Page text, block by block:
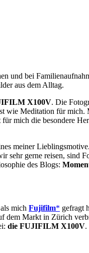
und bei
aus dem Alltag.
X100V. Die
wie Meditation für mich.
mich die besondere
meiner
sehr gerne reisen, sind
des Blogs:
mich Fujifilm* gefragt
dem Markt in Zürich
die FUJIFILM X100V.